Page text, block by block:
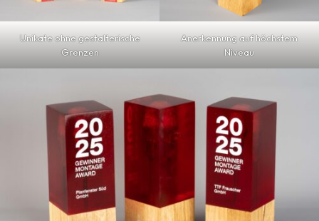
Unikate ohne gestalterische
Grenzen
Anerkennung auf höchstem
Niveau